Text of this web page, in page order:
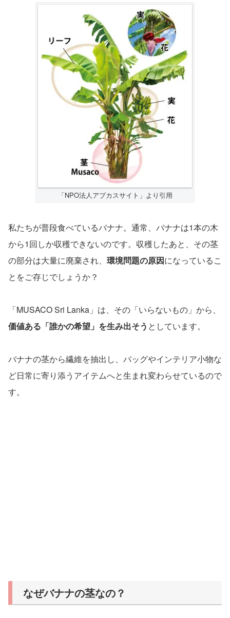
「NPO法人アプカスサイト」より引用
私たちが普段食べているバナナ。通常、バナナは1本の木
から1回しか収穫できないのです。収穫したあと、その茎
の部分は大量に廃棄され、 環境問題の原因になっているこ
とをご存じでしょうか？
「MUSACO Sri Lanka」は、その「いらないもの」から、
価値ある「誰かの希望」を生み出そう としています。
バナナの茎から繊維を抽出し、バッグやインテリア小物な
ど日常に寄り添うアイテムへと生まれ変わらせているので
す。
なぜバナナの茎なの？